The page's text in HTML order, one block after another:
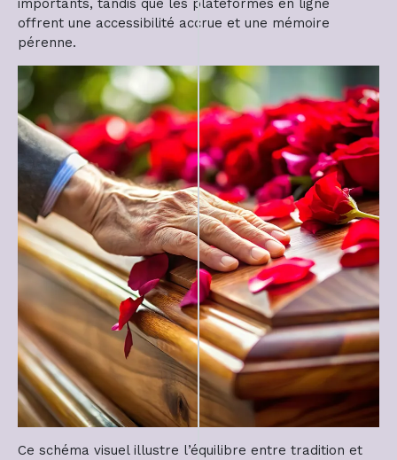
offrent une accessibilité accrue et une mémoire
pérenne.
Ce schéma visuel illustre l’équilibre entre tradition et